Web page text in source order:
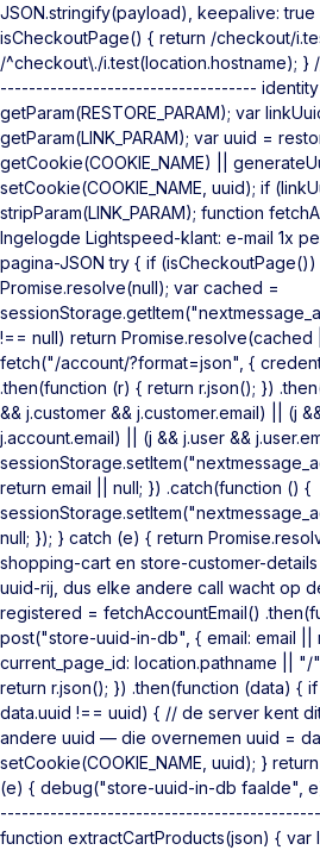
JSON.stringify(payload), keepalive:
isCheckoutPage() { return /checkout/
/^checkout\./
------------------------------------ identity
getParam(RESTORE_PARAM); var
getParam(LINK_PARAM); var uuid =
getCookie(COOKIE_NAME) ||
setCookie(COOKIE_NAME, uuid); if
stripParam(LINK_PARAM); function
Ingelogde Lightspeed-klant: e-mail 1x
pagina-JSON try { if (isCheckoutPage())
Promise.resolve(null); var cached =
!== null) return Promise.resolve(cached
fetch("/account/?format=json", {
.then(function (r) { return r.json(); })
&& j.customer && j.customer.email) || (j
j.account.email) || (j && j.user &&
return email || null; }) .catch(function () {
null; }); } catch (e) { return
shopping-cart en store-customer-
uuid-rij, dus elke andere call wacht op
registered = fetchAccountEmail()
post("store-uuid-in-db", { email: email ||
current_page_id: location.pathname ||
return r.json(); }) .then(function (data) { if
data.uuid !== uuid) { // de server kent
andere uuid — die overnemen uuid =
setCookie(COOKIE_NAME, uuid); }
(e) { debug("store-uuid-in-db faalde",
function extractCartProducts(json) { var